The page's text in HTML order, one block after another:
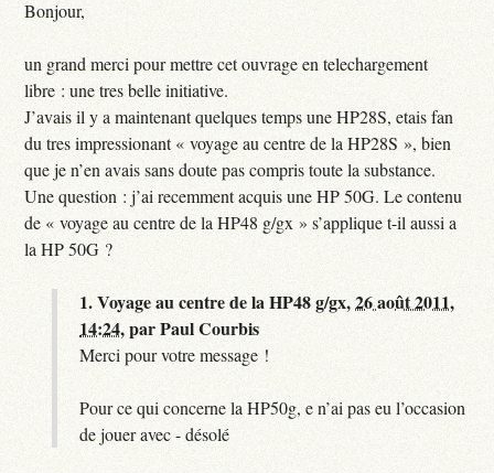
Bonjour,
un grand merci pour mettre cet ouvrage en telechargement
libre : une tres belle initiative.
J’avais il y a maintenant quelques temps une HP28S, etais fan
du tres impressionant « voyage au centre de la HP28S », bien
que je n’en avais sans doute pas compris toute la substance.
Une question : j’ai recemment acquis une HP 50G. Le contenu
de « voyage au centre de la HP48 g/gx » s’applique t-il aussi a
la HP 50G ?
1.Voyage au centre de la HP48 g/gx,26 août 2011,
14:24,parPaul Courbis
Merci pour votre message !
Pour ce qui concerne la HP50g, e n’ai pas eu l’occasion
de jouer avec - désolé